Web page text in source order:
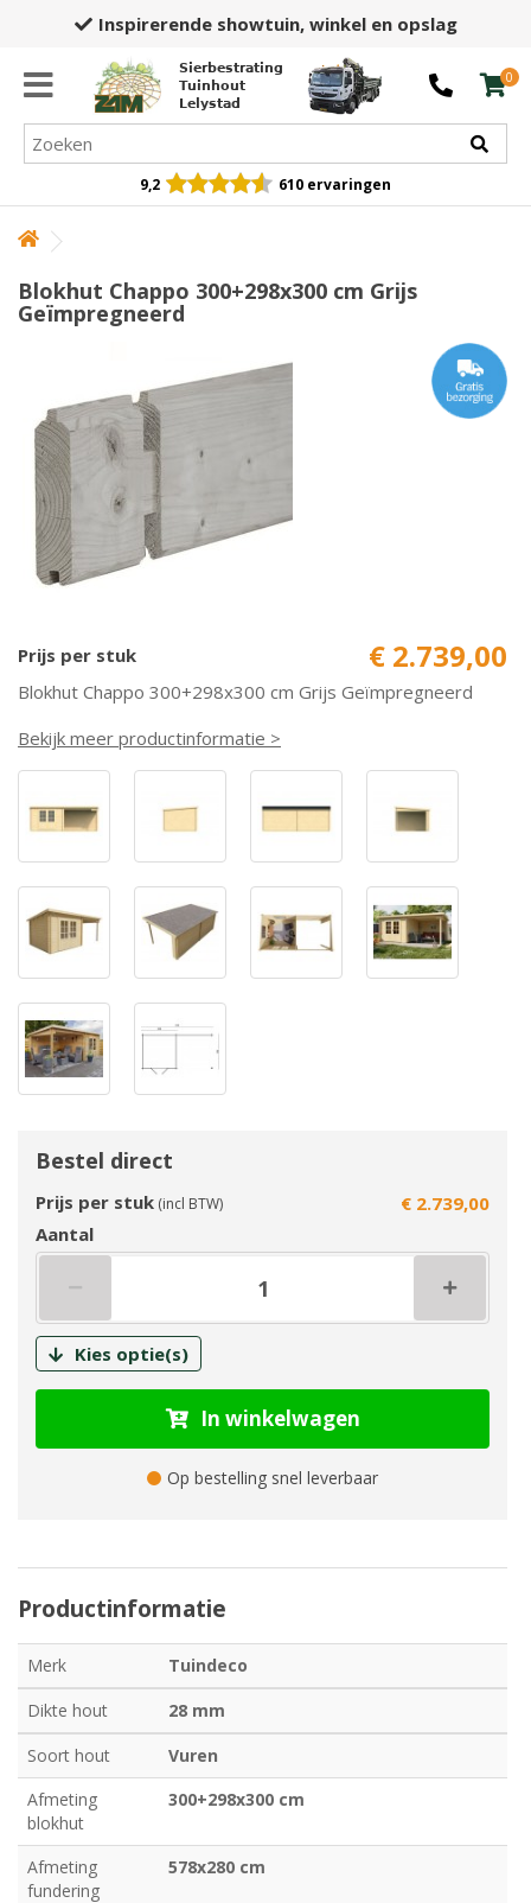
Inspirerende showtuin,winkel en opslag
Sierbestrating
Tuinhout
Lelystad
0
9,2 610 ervaringen
Blokhut Chappo 300+298x300 cm Grijs
Geïmpregneerd
Prijs per stuk € 2.739,00
Blokhut Chappo 300+298x300 cm Grijs Geïmpregneerd
Bekijk meer productinformatie >
Bestel direct
Prijs per stuk (incl BTW)
€ 2.739,00
Aantal
Kies optie(s)
In winkelwagen
Op bestelling snel leverbaar
Productinformatie
Merk
Tuindeco
Dikte hout
28 mm
Soort hout
Vuren
Afmeting
blokhut
300+298x300 cm
Afmeting
fundering
578x280 cm